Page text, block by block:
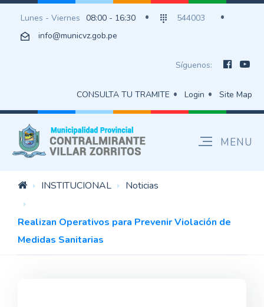
Lunes - Viernes 08:00 - 16:30
544003
info@municvz.gob.pe
Síguenos:
CONSULTA TU TRAMITE Login Site Map
INSTITUCIONAL Noticias
Realizan Operativos para Prevenir Violación de
Medidas Sanitarias